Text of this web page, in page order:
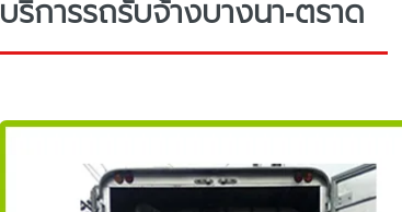
บริการรถรับจ้างบางนา-ตราด